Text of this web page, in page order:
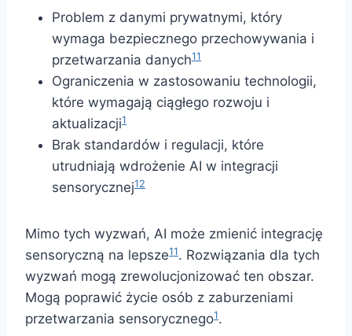
Problem z danymi prywatnymi, który
wymaga bezpiecznego przechowywania i
przetwarzania danych11
Ograniczenia w zastosowaniu technologii,
które wymagają ciągłego rozwoju i
aktualizacji1
Brak standardów i regulacji, które
utrudniają wdrożenie AI w integracji
sensorycznej12
Mimo tych wyzwań, AI może zmienić integrację
sensoryczną na lepsze11. Rozwiązania dla tych
wyzwań mogą zrewolucjonizować ten obszar.
Mogą poprawić życie osób z zaburzeniami
przetwarzania sensorycznego1.